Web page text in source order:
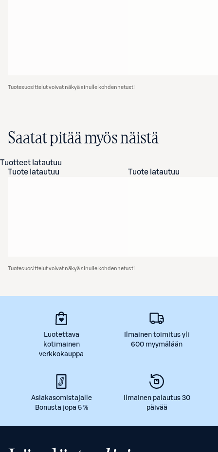
Tuotesuosittelut voivat näkyä sinulle kohdennetusti
Saatat pitää myös näistä
Tuotteet latautuu
Tuote latautuu
Tuote latautuu
Tuotesuosittelut voivat näkyä sinulle kohdennetusti
Luotettava
kotimainen
verkkokauppa
Ilmainen toimitus yli
600 myymälään
Asiakasomistajalle
Bonusta jopa 5 %
Ilmainen palautus 30
päivää